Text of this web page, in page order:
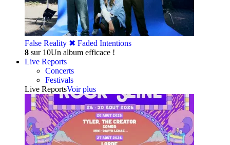
False Reality ✖︎ Faded Intentions
8 sur 10Un album efficace !
Live Reports
Concerts
Festivals
Live ReportsVoir plus